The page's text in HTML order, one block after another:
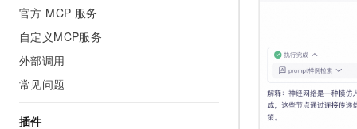
官方 MCP 服务
自定义MCP服务
外部调用
常见问题
插件